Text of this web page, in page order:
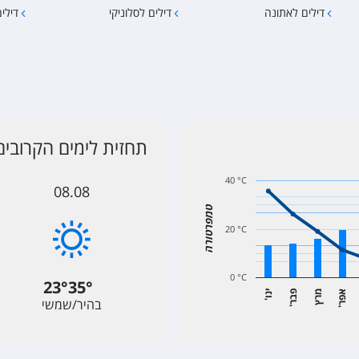
דילים לאתונה דילים לסלוניקי
'
י
נ
ו
'
פ
ב
ר מרץ
'
א
פ
ר
0 °C
20 °C
40 °C
טמפרטורה
תחזית לימים
08.08
35°
23°
בהיר/שמשי